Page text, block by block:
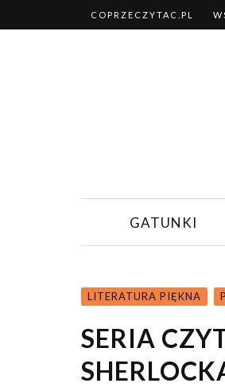
COPRZECZYTAC.PL
GATUNKI
LITERATURA PIĘKNA
SERIA